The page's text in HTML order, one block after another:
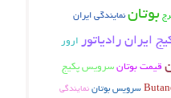
بوتاننمایندگی ایران
ایران رادیاتور ارور
قیمت بوتانسرویس پکیج
سرویس بوتاننمایندگی